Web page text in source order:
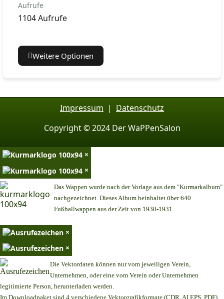
Aufrufe
1104 Aufrufe
Weitere Optionen
Impressum | Datenschutz
Copyright © 2024 Der WaPPenSalon
×
×
Das Wappen wurde nach der Vorlage aus dem "Kurmarkalbum"
nachgezeichnet. Dieses Album beinhaltet über 640
Fußballwappen aus der Zeit von 1930-1931.
×
×
Die Vektordaten können nur vom jeweiligen Verein,
Unternehmen, oder eine vom Verein oder Unternehmen
legitimierte Person, herunterladen werden.
Im Downloadpaket sind 4 verschiedene Vektorgrafikformate (CDR, AI EPS, PDF)